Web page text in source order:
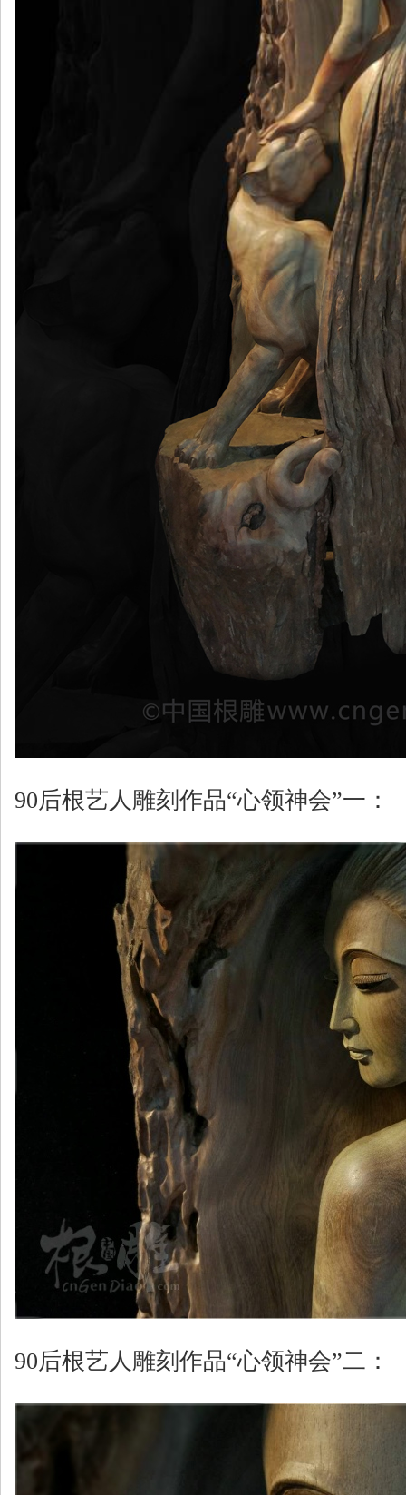
90后根艺人雕刻作品“心领神会”一：
90后根艺人雕刻作品“心领神会”二：